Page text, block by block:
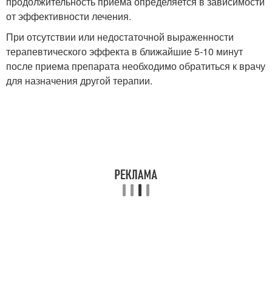
от эффективности лечения.
При отсутствии или недостаточной выраженности
терапевтического эффекта в ближайшие 5-10 минут
после приема препарата необходимо обратиться к врачу
для назначения другой терапии.